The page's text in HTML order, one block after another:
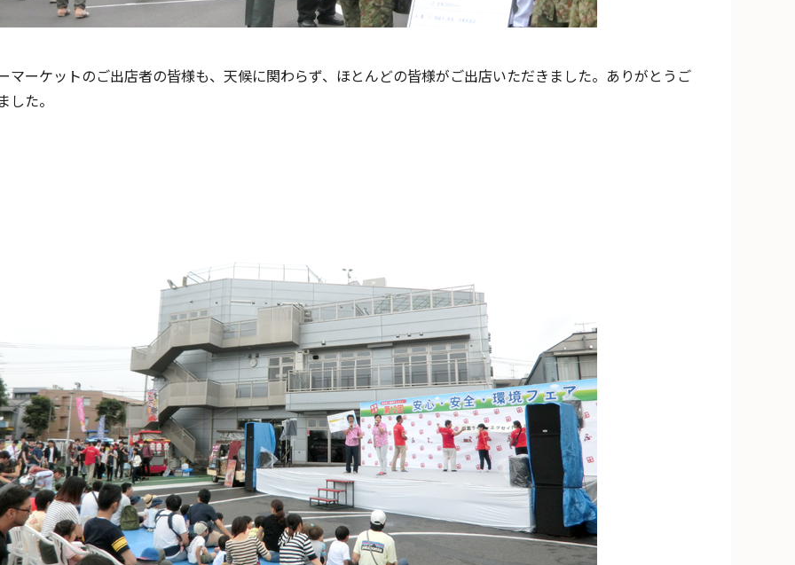
マーケットのご出店者の皆様も、天候に関わらず、ほとんどの皆様がご出店いただきました。ありがとうご
した。